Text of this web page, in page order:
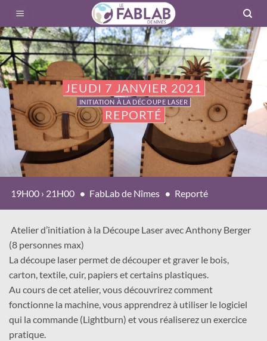
contenu
JEUDI 7 JANVIER 2021
INITIATION À LA DÉCOUPE LASER
REPORTÉ
19H00 › 21H00 FabLab de Nîmes Reporté
Atelier d’initiation à la Découpe Laser avec Anthony Berger
(8 personnes max)
La découpe laser permet de découper et graver le bois,
carton, textile, cuir, papiers et certains plastiques.
Au cours de cet atelier, vous découvrirez comment
fonctionne la machine, vous apprendrez à utiliser le logiciel
qui la commande (Lightburn) et vous réaliserez un exercice
pratique.